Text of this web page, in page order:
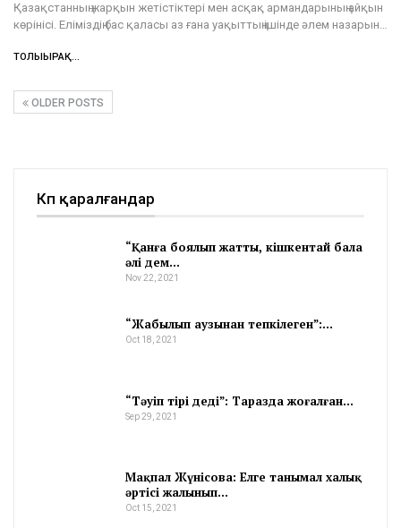
Қазақстанның жарқын жетістіктері мен асқақ армандарының айқын
көрінісі. Еліміздің бас қаласы аз ғана уақыттың ішінде әлем назарын…
ТОЛЫҒЫРАҚ...
OLDER POSTS
Көп қаралғандар
“Қанға боялып жатты, кішкентай бала
әлі дем…
Nov 22, 2021
“Жабылып аузынан тепкілеген”:…
Oct 18, 2021
“Тәуіп тірі деді”: Таразда жоғалған…
Sep 29, 2021
Мақпал Жүнісова: Елге танымал халық
әртісі жалынып…
Oct 15, 2021